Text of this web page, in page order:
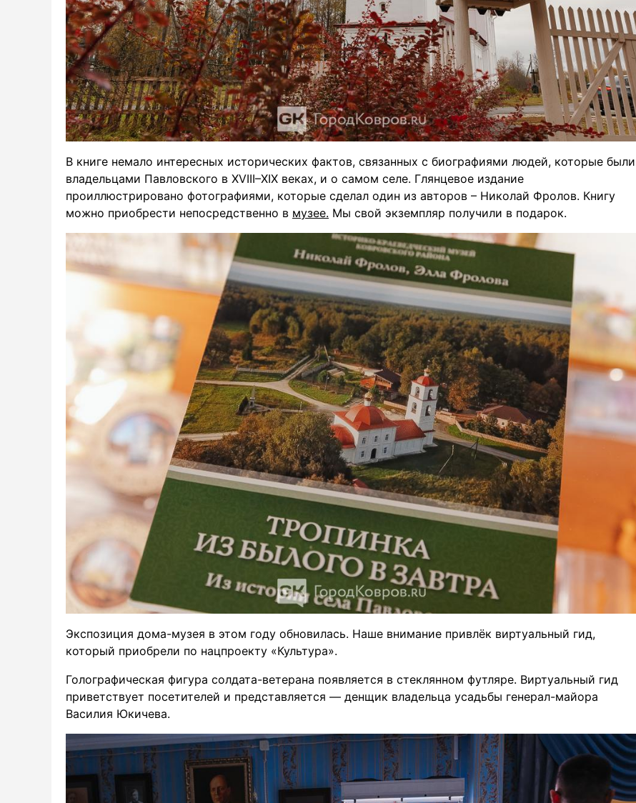
В книге немало интересных исторических фактов, связанных с биографиями людей, которые были
владельцами Павловского в XVIII–XIX веках, и о самом селе. Глянцевое издание
проиллюстрировано фотографиями, которые сделал один из авторов – Николай Фролов. Книгу
можно приобрести непосредственно в музее. Мы свой экземпляр получили в подарок.
Экспозиция дома-музея в этом году обновилась. Наше внимание привлёк виртуальный гид,
который приобрели по нацпроекту «Культура».
Голографическая фигура солдата-ветерана появляется в стеклянном футляре. Виртуальный гид
приветствует посетителей и представляется — денщик владельца усадьбы генерал-майора
Василия Юкичева.